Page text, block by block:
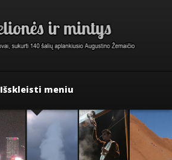
Išskleisti meniu